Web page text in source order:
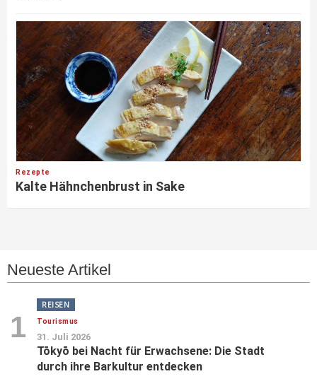
Rezepte
Kalte Hähnchenbrust in Sake
Neueste Artikel
1
REISEN
Tourismus
31. Juli 2026
Tōkyō bei Nacht für Erwachsene: Die Stadt
durch ihre Barkultur entdecken